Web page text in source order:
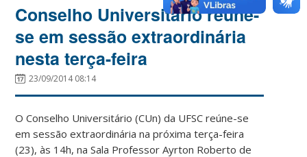
Conselho Universitário reúne-
se em sessão extraordinária
nesta terça-feira
23/09/2014 08:14
O Conselho Universitário (CUn) da UFSC reúne-se
em sessão extraordinária na próxima terça-feira
(23), às 14h, na Sala Professor Ayrton Roberto de